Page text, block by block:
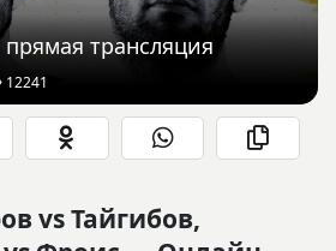
трансляция
12241
vs Тайгибов,